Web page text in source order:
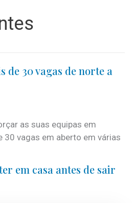
de 30 vagas de norte a
as suas equipas em
30 vagas em aberto em várias
em casa antes de sair